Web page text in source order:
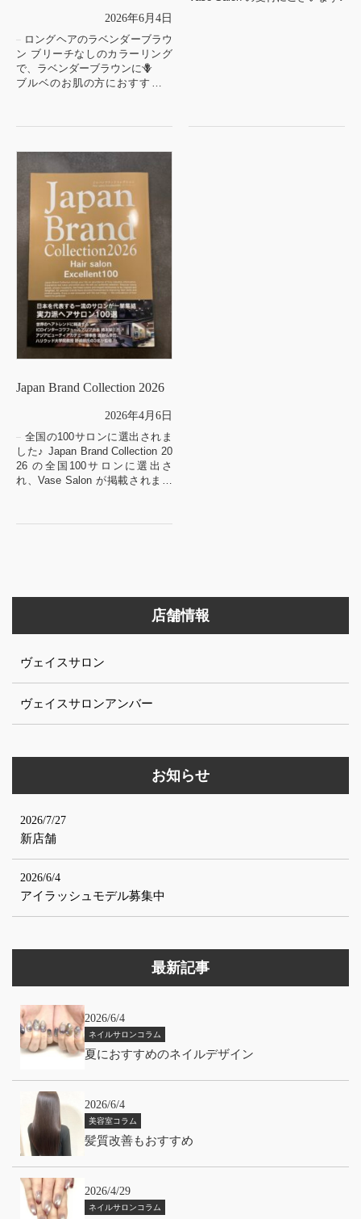
2026年6月4日
ロングヘアのラベンダーブラウ
ン ブリーチなしのカラーリング
で、ラベンダーブラウンに🪻
ブルベのお肌の方におすすめの
綺麗なストレートロングには髪
Japan Brand Collection 2026
2026年4月6日
全国の100サロンに選出されま
した♪ Japan Brand Collection 20
26 の全国100サロンに選出さ
れ、Vase Salon が掲載されまし
店舗情報
ヴェイスサロン
ヴェイスサロンアンバー
お知らせ
2026/7/27
新店舗
2026/6/4
アイラッシュモデル募集中
最新記事
2026/6/4
ネイルサロンコラム
夏におすすめのネイルデザイン
2026/6/4
美容室コラム
髪質改善もおすすめ
2026/4/29
ネイルサロンコラム